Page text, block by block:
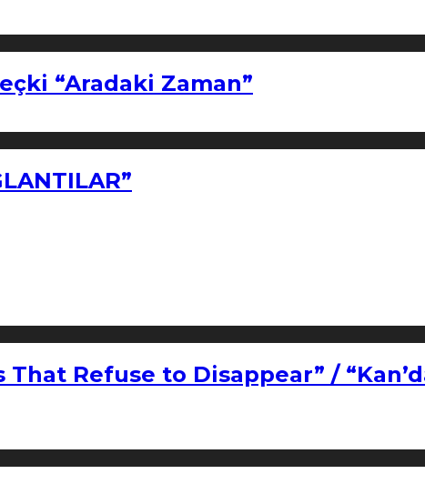
“Aradaki Zaman”
Refuse to Disappear” /